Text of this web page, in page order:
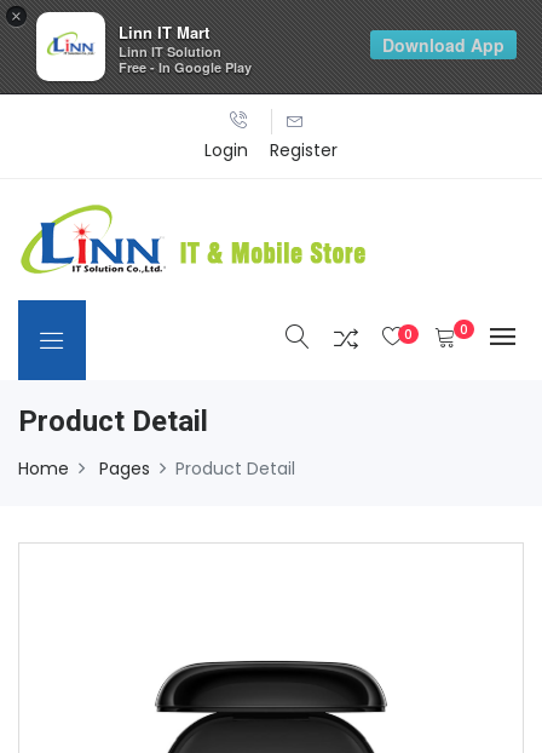
Login Register
0 0
Product Detail
Home Pages Product Detail
×
Linn IT Mart
Linn IT Solution
Free - In Google Play
Download App